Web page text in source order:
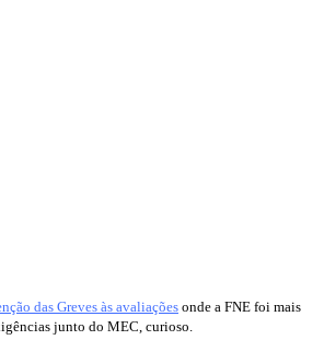
das Greves às avaliações onde a FNE foi mais
junto do MEC, curioso.